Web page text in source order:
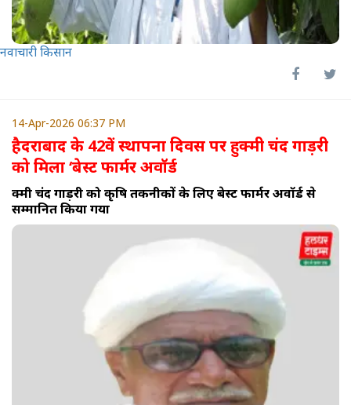
नवाचारी किसान
14-Apr-2026 06:37 PM
हैदराबाद के 42वें स्थापना दिवस पर हुक्मी चंद गाड़री
को मिला ‘बेस्ट फार्मर अवॉर्ड
हुक्मी चंद गाड़री को कृषि तकनीकों के लिए बेस्ट फार्मर अवॉर्ड से
सम्मानित किया गया